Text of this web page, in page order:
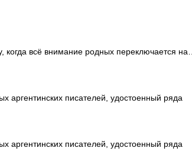
когда всё внимание родных переключается на…
писателей, удостоенный ряда
писателей, удостоенный ряда